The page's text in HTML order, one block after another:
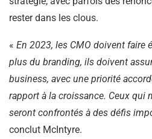
rester dans les clous.
« En 2023, les CMO doivent faire
plus du branding, ils doivent
business, avec une priorité
rapport à la croissance. Ceux qui
seront confrontés à des défis
conclut McIntyre.